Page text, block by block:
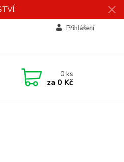
Přihlášení
0ks
za 0 Kč